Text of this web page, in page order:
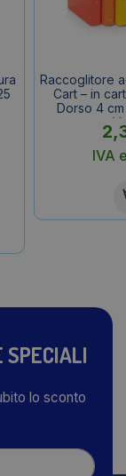
Raccoglitore
Cart – in
Dorso 4
IVA
SPECIALI
lo sconto